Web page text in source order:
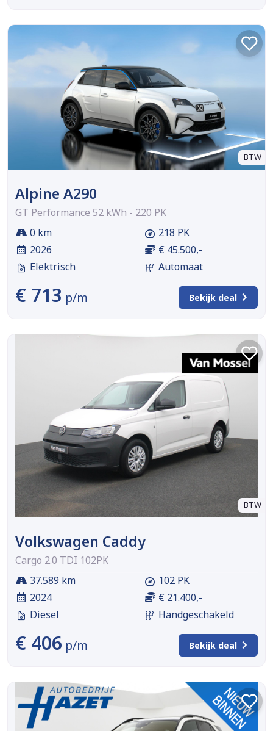
BTW
Alpine A290
GT Performance 52 kWh - 220 PK
0 km
2026
Elektrisch
218 PK
€ 45.500,-
Automaat
€ 713 p/m Bekijk deal
BTW
Volkswagen Caddy
Cargo 2.0 TDI 102PK
37.589 km
2024
Diesel
102 PK
€ 21.400,-
Handgeschakeld
€ 406 p/m Bekijk deal